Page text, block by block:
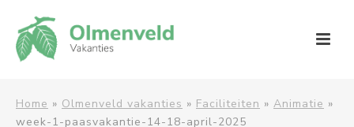
Home » Olmenveld vakanties » Faciliteiten » Animatie »
week-1-paasvakantie-14-18-april-2025